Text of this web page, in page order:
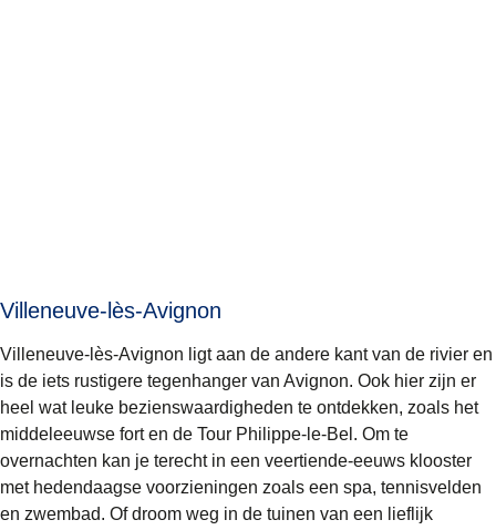
Villeneuve-lès-Avignon
Villeneuve-lès-Avignon ligt aan de andere kant van de rivier en
is de iets rustigere tegenhanger van Avignon. Ook hier zijn er
heel wat leuke bezienswaardigheden te ontdekken, zoals het
middeleeuwse fort en de Tour Philippe-le-Bel. Om te
overnachten kan je terecht in een veertiende-eeuws klooster
met hedendaagse voorzieningen zoals een spa, tennisvelden
en zwembad. Of droom weg in de tuinen van een lieflijk